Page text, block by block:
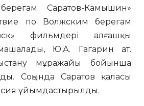
Саратов-Камышин»
по Волжским берегам
фильмдері алғашқы
Ю.А. Гагарин ат.
мұражайы бойынша
Соңында Саратов қаласы
ұйымдастырылды.